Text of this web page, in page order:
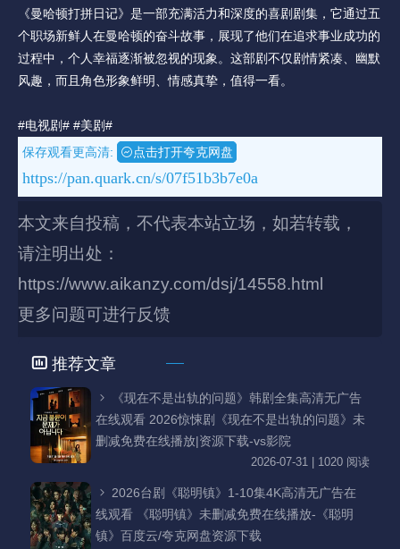
《曼哈顿打拼日记》是一部充满活力和深度的喜剧剧集，它通过五
个职场新鲜人在曼哈顿的奋斗故事，展现了他们在追求事业成功的
过程中，个人幸福逐渐被忽视的现象。这部剧不仅剧情紧凑、幽默
风趣，而且角色形象鲜明、情感真挚，值得一看。
#电视剧# #美剧#
保存观看更高清:
点击打开夸克网盘
https://pan.quark.cn/s/07f51b3b7e0a
本文来自投稿，不代表本站立场，如若转载，
请注明出处：
https://www.aikanzy.com/dsj/14558.html
更多问题可进行反馈
推荐文章
《现在不是出轨的问题》韩剧全集高清无广告
在线观看 2026惊悚剧《现在不是出轨的问题》未
删减免费在线播放|资源下载-vs影院
2026-07-31 | 1020 阅读
2026台剧《聪明镇》1-10集4K高清无广告在
线观看 《聪明镇》未删减免费在线播放-《聪明
镇》百度云/夸克网盘资源下载